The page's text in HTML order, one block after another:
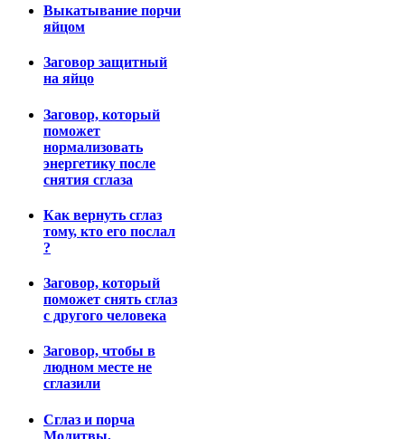
Выкатывание порчи
яйцом
Заговор защитный
на яйцо
Заговор, который
поможет
нормализовать
энергетику после
снятия сглаза
Как вернуть сглаз
тому, кто его послал
?
Заговор, который
поможет снять сглаз
с другого человека
Заговор, чтобы в
людном месте не
сглазили
Сглаз и порча
Молитвы,